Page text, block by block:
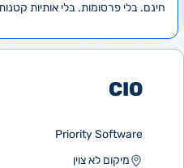
חינם. בלי פרסומות. בלי אותיות
CIO
Priority Software
מיקום לא צוין